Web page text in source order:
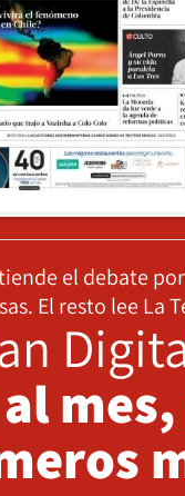
el debate
El resto lee La